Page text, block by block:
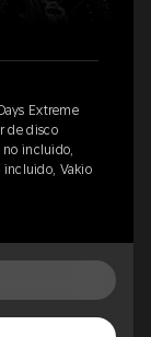
Extreme
de disco
incluido,
incluido, Vakio